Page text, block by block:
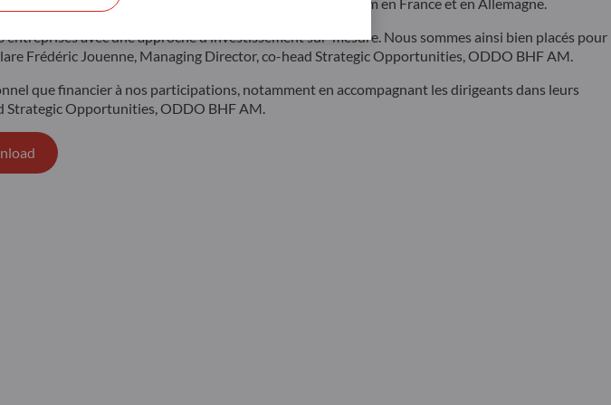
avec une approche d’investissement sur-mesure. Nous sommes ainsi bien placés pour
Frédéric Jouenne, Managing Director, co-head Strategic Opportunities, ODDO BHF AM.
que financier à nos participations, notamment en accompagnant les dirigeants dans leurs
Strategic Opportunities, ODDO BHF AM.